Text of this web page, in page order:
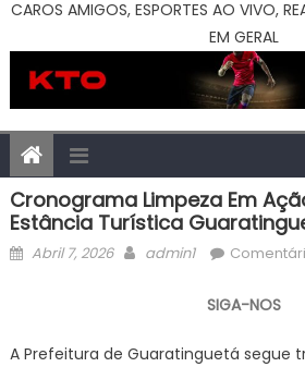
CAROS AMIGOS, ESPORTES AO VIVO,
EM GERAL
Cronograma Limpeza Em
Estância Turística
Posted
Abril 7, 2026 Author
admin1
SIGA-NOS
A Prefeitura de Guaratinguetá segue